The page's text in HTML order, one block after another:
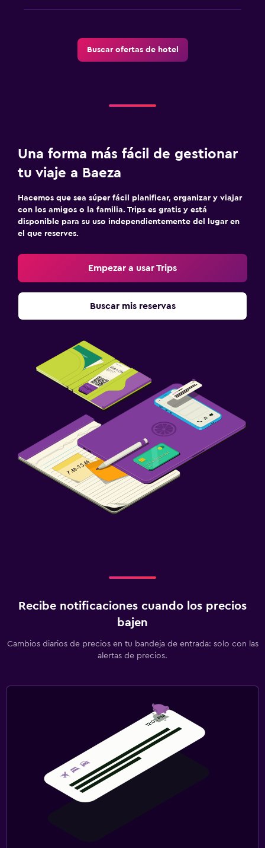
Buscar ofertas de hotel
Una forma más fácil de gestionar
tu viaje a Baeza
Hacemos que sea súper fácil planificar, organizar y viajar
con los amigos o la familia. Trips es gratis y está
disponible para su uso independientemente del lugar en
el que reserves.
Empezar a usar Trips
Buscar mis reservas
Recibe notificaciones cuando los precios
bajen
Cambios diarios de precios en tu bandeja de entrada: solo con las
alertas de precios.